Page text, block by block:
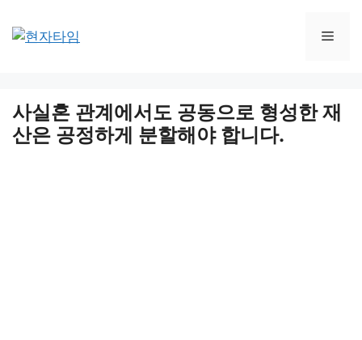
사실혼 관계에서도 공동으로 형성한 재
산은 공정하게 분할해야 합니다.